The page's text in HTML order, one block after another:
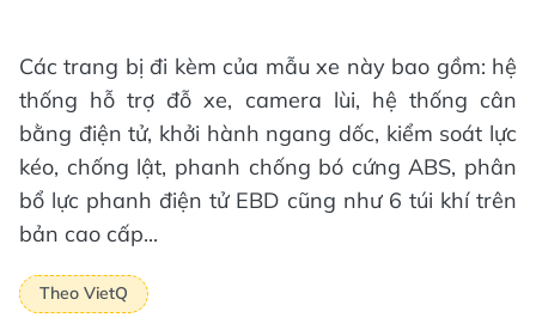
Các trang bị đi kèm của mẫu xe này bao gồm: hệ
thống hỗ trợ đỗ xe, camera lùi, hệ thống cân
bằng điện tử, khởi hành ngang dốc, kiểm soát lực
kéo, chống lật, phanh chống bó cứng ABS, phân
bổ lực phanh điện tử EBD cũng như 6 túi khí trên
bản cao cấp...
Theo VietQ